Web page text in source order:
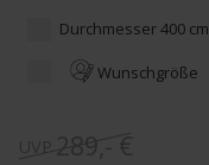
Durchmesser 400 cm
Wunschgröße
289,- €